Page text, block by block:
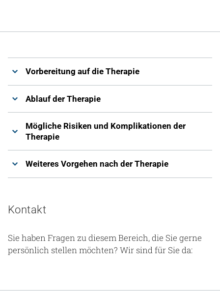
Vorbereitung auf die Therapie
Ablauf der Therapie
Mögliche Risiken und Komplikationen der
Therapie
Weiteres Vorgehen nach der Therapie
Kontakt
Sie haben Fragen zu diesem Bereich, die Sie gerne
persönlich stellen möchten? Wir sind für Sie da: